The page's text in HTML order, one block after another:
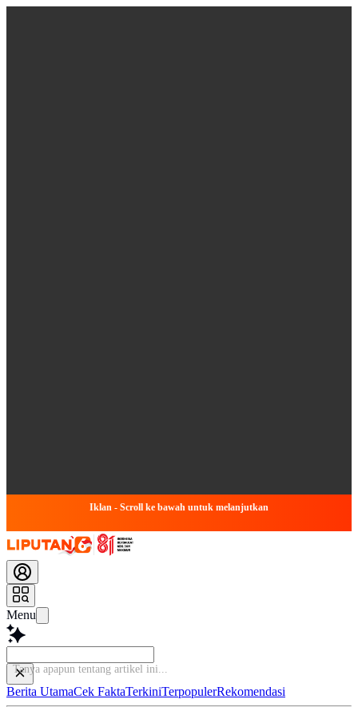
Iklan - Scroll ke bawah untuk melanjutkan
Menu
T
Berita UtamaCek FaktaTerkiniTerpopulerRekomendasi